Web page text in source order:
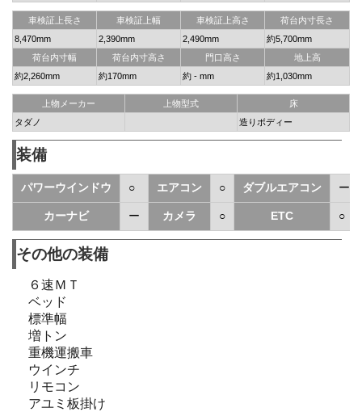
車検証上長さ 車検証上幅 車検証上高さ
荷台内寸長さ
8,470mm
2,390mm 2,490mm
約5,700mm
荷台内寸幅
荷台内寸高さ 門口高さ
地上高
約2,260mm
約170mm 約 - mm 約1,030mm
上物メーカー 上物型式
床
タダノ
造りボディー
装備
パワーウインドウ ○ エアコン ○ ダブルエアコン ー
カーナビ ー カメラ ○ ETC ○
その他の装備
６速ＭＴ
ベッド
標準幅
増トン
重機運搬車
ウインチ
リモコン
アユミ板掛け